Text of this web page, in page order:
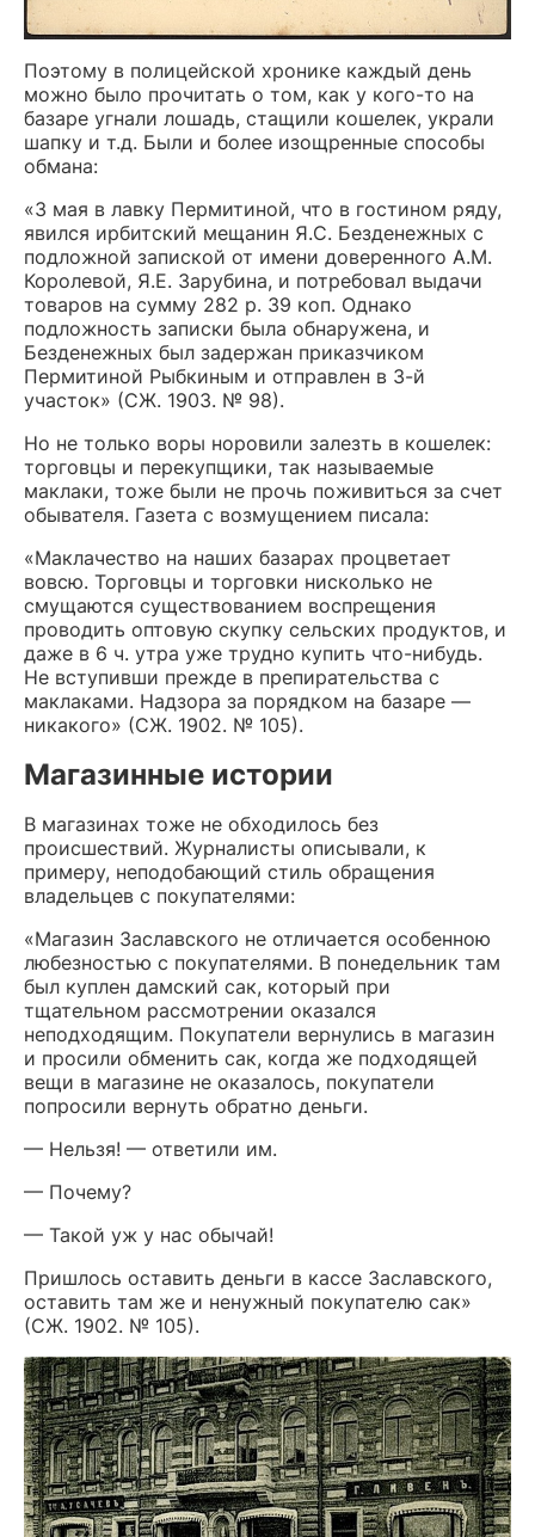
Поэтому в полицейской хронике каждый день
можно было прочитать о том, как у кого-то на
базаре угнали лошадь, стащили кошелек, украли
шапку и т.д. Были и более изощренные способы
обмана:
«3 мая в лавку Пермитиной, что в гостином ряду,
явился ирбитский мещанин Я.С. Безденежных с
подложной запиской от имени доверенного А.М.
Королевой, Я.Е. Зарубина, и потребовал выдачи
товаров на сумму 282 р. 39 коп. Однако
подложность записки была обнаружена, и
Безденежных был задержан приказчиком
Пермитиной Рыбкиным и отправлен в 3-й
участок» (СЖ. 1903. № 98).
Но не только воры норовили залезть в кошелек:
торговцы и перекупщики, так называемые
маклаки, тоже были не прочь поживиться за счет
обывателя. Газета с возмущением писала:
«Маклачество на наших базарах процветает
вовсю. Торговцы и торговки нисколько не
смущаются существованием воспрещения
проводить оптовую скупку сельских продуктов, и
даже в 6 ч. утра уже трудно купить что-нибудь.
Не вступивши прежде в препирательства с
маклаками. Надзора за порядком на базаре —
никакого» (СЖ. 1902. № 105).
Магазинные истории
В магазинах тоже не обходилось без
происшествий. Журналисты описывали, к
примеру, неподобающий стиль обращения
владельцев с покупателями:
«Магазин Заславского не отличается особенною
любезностью с покупателями. В понедельник там
был куплен дамский сак, который при
тщательном рассмотрении оказался
неподходящим. Покупатели вернулись в магазин
и просили обменить сак, когда же подходящей
вещи в магазине не оказалось, покупатели
попросили вернуть обратно деньги.
— Нельзя! — ответили им.
— Почему?
— Такой уж у нас обычай!
Пришлось оставить деньги в кассе Заславского,
оставить там же и ненужный покупателю сак»
(СЖ. 1902. № 105).